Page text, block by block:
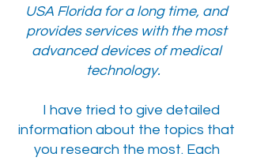
USA Florida for a long time, and
provides services with the most
advanced devices of medical
technology.
I have tried to give detailed
information about the topics that
you research the most. Each